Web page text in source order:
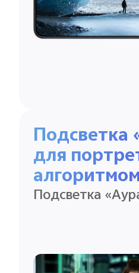
Подсветка
для
Подсветка